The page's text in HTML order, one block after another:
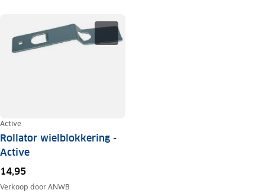
Active
Rollator wielblokkering -
Active
14,95
Verkoop doorANWB